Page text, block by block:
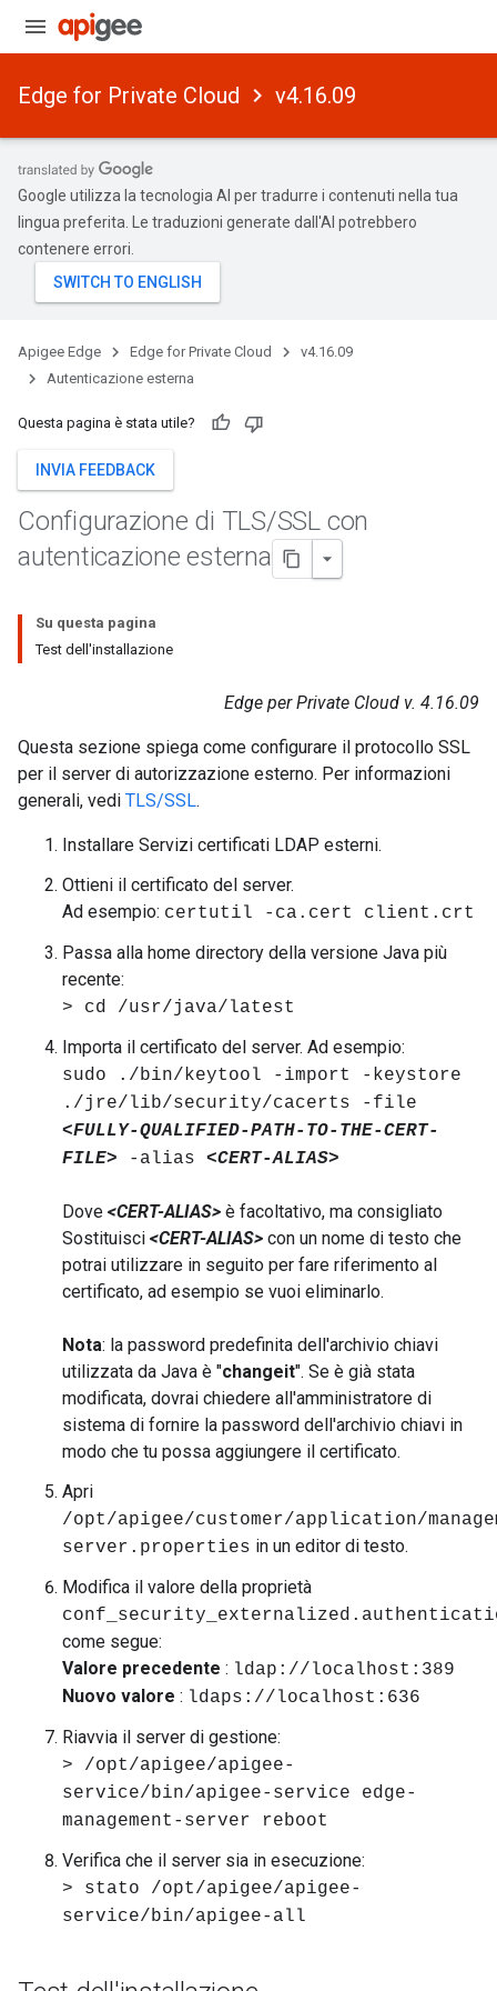
Edge for Private Cloud v4.16.09
Google utilizza la tecnologia AI per tradurre i contenuti nella tua
lingua preferita. Le traduzioni generate dall'AI potrebbero
contenere errori.
Apigee Edge Edge for Private Cloud
v4.16.09
Autenticazione esterna
Questa pagina è stata utile?
INVIA FEEDBACK
Configurazione di TLS/SSL con
autenticazione esterna
Su questa pagina
Test dell'installazione
Edge per Private Cloud v. 4.16.09
Questa sezione spiega come configurare il protocollo SSL
per il server di autorizzazione esterno. Per informazioni
generali, vedi TLS/SSL.
Installare Servizi certificati LDAP esterni.
Ottieni il certificato del server.
Ad esempio: certutil -ca.cert client.crt
Passa alla home directory della versione Java più
recente:
> cd /usr/java/latest
Importa il certificato del server. Ad esempio:
sudo ./bin/keytool -import -keystore
./jre/lib/security/cacerts -file
<FULLY-QUALIFIED-PATH-TO-THE-CERT-
FILE> -alias <CERT-ALIAS>
Dove <CERT-ALIAS> è facoltativo, ma consigliato
Sostituisci <CERT-ALIAS> con un nome di testo che
potrai utilizzare in seguito per fare riferimento al
certificato, ad esempio se vuoi eliminarlo.
Nota: la password predefinita dell'archivio chiavi
utilizzata da Java è "changeit". Se è già stata
modificata, dovrai chiedere all'amministratore di
sistema di fornire la password dell'archivio chiavi in
modo che tu possa aggiungere il certificato.
Apri
/opt/apigee/customer/application/
server.properties in un editor di testo.
Modifica il valore della proprietà
come segue:
Valore precedente : ldap://localhost:389
Nuovo valore : ldaps://localhost:636
Riavvia il server di gestione:
> /opt/apigee/apigee-
service/bin/apigee-service edge-
management-server reboot
Verifica che il server sia in esecuzione:
> stato /opt/apigee/apigee-
service/bin/apigee-all